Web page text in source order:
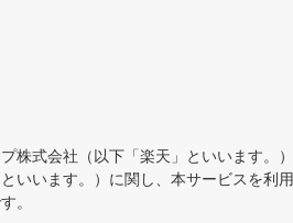
株式会社（以下「楽天」といいます。
といいます。）に関し、本サービスを
。